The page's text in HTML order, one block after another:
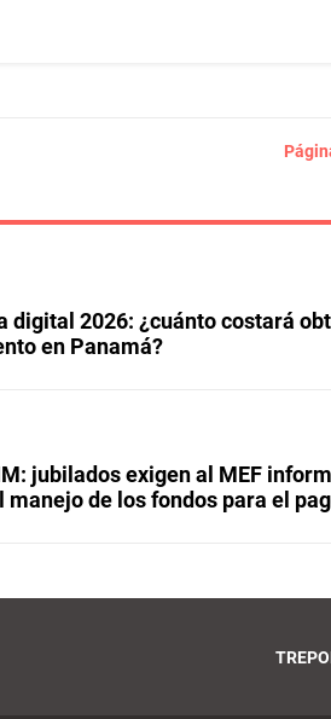
digital 2026: ¿cuánto costará
en Panamá?
jubilados exigen al MEF
manejo de los fondos para el